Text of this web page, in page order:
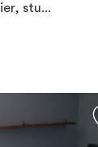
stu...